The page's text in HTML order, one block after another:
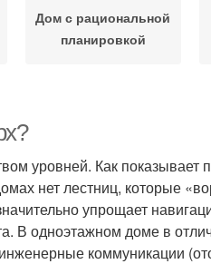
Дом с рациональной
планировкой
уровней. Как
нет лестниц, которые
упрощает
В одноэтажном доме в
коммуникации